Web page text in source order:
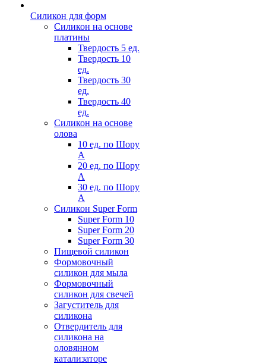
Силикон для форм
Силикон на основе
платины
Твердость 5 ед.
Твердость 10
ед.
Твердость 30
ед.
Твердость 40
ед.
Силикон на основе
олова
10 ед. по Шору
А
20 ед. по Шору
А
30 ед. по Шору
А
Силикон Super Form
Super Form 10
Super Form 20
Super Form 30
Пищевой силикон
Формовочный
силикон для мыла
Формовочный
силикон для свечей
Загуститель для
силикона
Отвердитель для
силикона на
оловянном
катализаторе